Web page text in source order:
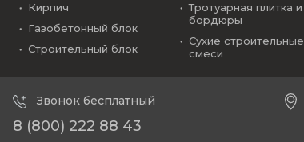
Кирпич
Газобетонный блок
Строительный блок
Тротуарная плитка и
бордюры
Сухие строительные
смеси
Звонок бесплатный
8 (800) 222 88 43